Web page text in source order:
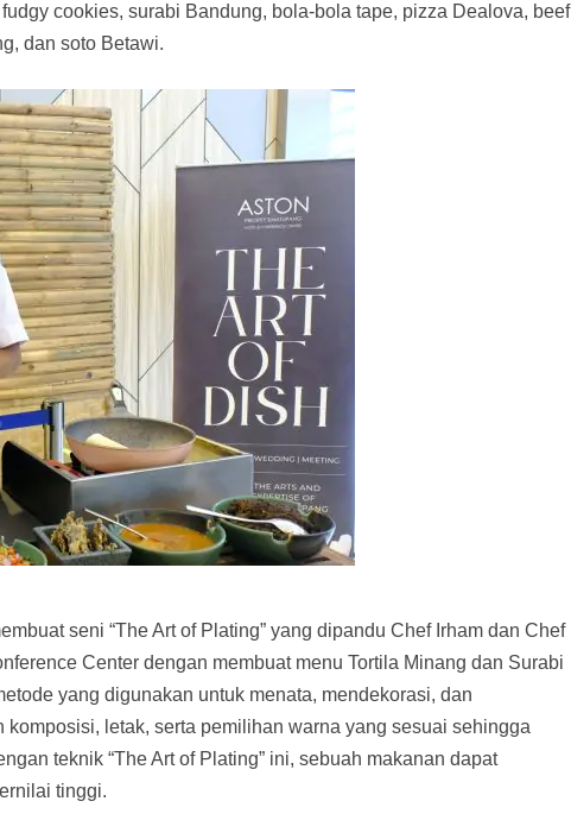
cookies, surabi Bandung, bola-bola tape, pizza Dealova, beef
dan soto Betawi.
seni “The Art of Plating” yang dipandu Chef Irham dan Chef
Center dengan membuat menu Tortila Minang dan Surabi
yang digunakan untuk menata, mendekorasi, dan
letak, serta pemilihan warna yang sesuai sehingga
teknik “The Art of Plating” ini, sebuah makanan dapat
tinggi.